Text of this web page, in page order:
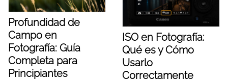
Profundidad de
Campo en
Fotografía: Guía
Completa para
Principiantes
ISO en Fotografía:
Qué es y Cómo
Usarlo
Correctamente